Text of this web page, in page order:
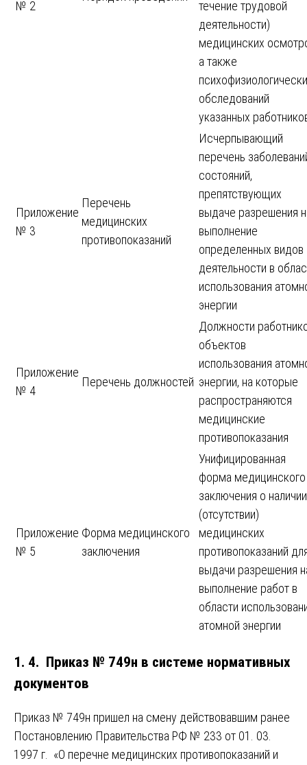
№ 2
течение трудовой
деятельности)
медицинских
а также
обследований
указанных
Приложение
№ 3
Перечень
медицинских
противопоказаний
Исчерпывающий
перечень
состояний,
препятствующих
выдаче разрешения
выполнение
определенных видов
деятельности в
использования
энергии
Приложение
№ 4
Перечень должностей
Должности
объектов
использования
энергии, на которые
распространяются
медицинские
противопоказания
Приложение
№ 5
Форма медицинского
заключения
Унифицированная
форма медицинского
заключения о наличии
(отсутствии)
медицинских
противопоказаний
выдачи разрешения
выполнение работ в
области
атомной энергии
1. 4. Приказ № 749н в системе нормативных
документов
Приказ № 749н пришел на смену действовавшим ранее
Постановлению Правительства РФ № 233 от 01. 03.
1997 г. «О перечне медицинских противопоказаний и